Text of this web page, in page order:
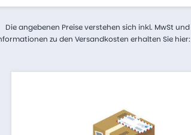
Die angebenen Preise verstehen sich inkl. MwSt
zu den Versandkosten erhalten Sie hier: